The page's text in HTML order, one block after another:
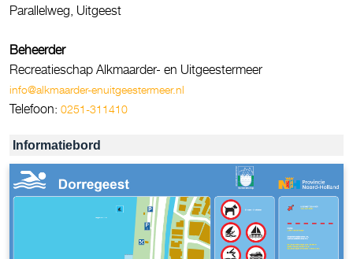
Parallelweg, Uitgeest
Beheerder
Recreatieschap Alkmaarder- en Uitgeestermeer
info@alkmaarder-enuitgeestermeer.nl
Telefoon: 0251-311410
Informatiebord